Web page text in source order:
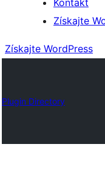
Kontakt
Získajte
Získajte WordPress
Plugin Directory